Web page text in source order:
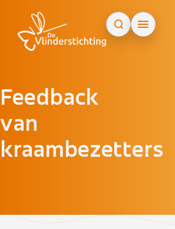
Feedback
van
kraambezetters